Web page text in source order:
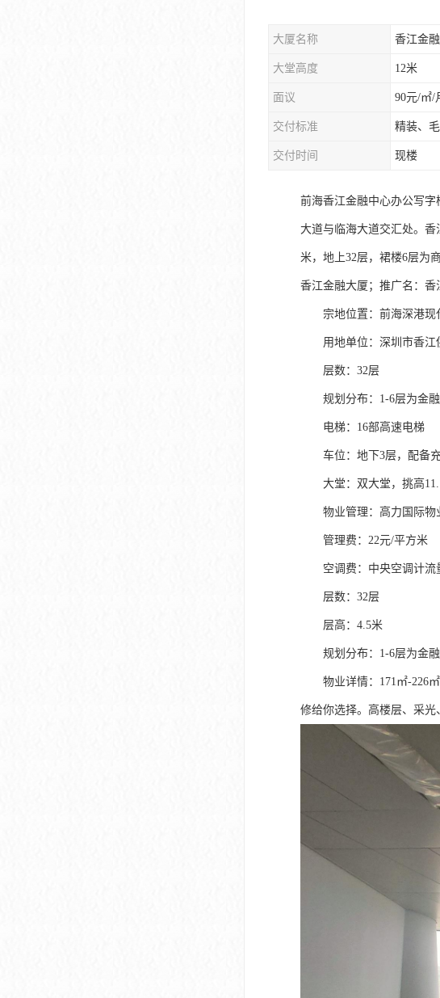
大厦名称 香江金
大堂高度 12米
面议 90元/㎡/
交付标准 精装、
交付时间 现楼
前海香江金融中心办公写
大道与临海大道交汇处。香
米，地上32层，裙楼6层为
香江金融大厦；推广名：香
宗地位置：前海深港现
用地单位：深圳市香江
层数：32层
规划分布：1-6层为金融
电梯：16部高速电梯
车位：地下3层，配备
大堂：双大堂，挑高
物业管理：高力国际物
管理费：22元/平方米
空调费：中央空调计流
层数：32层
层高：4.5米
规划分布：1-6层为金融
物业详情：171㎡-226㎡-
修给你选择。高楼层、采